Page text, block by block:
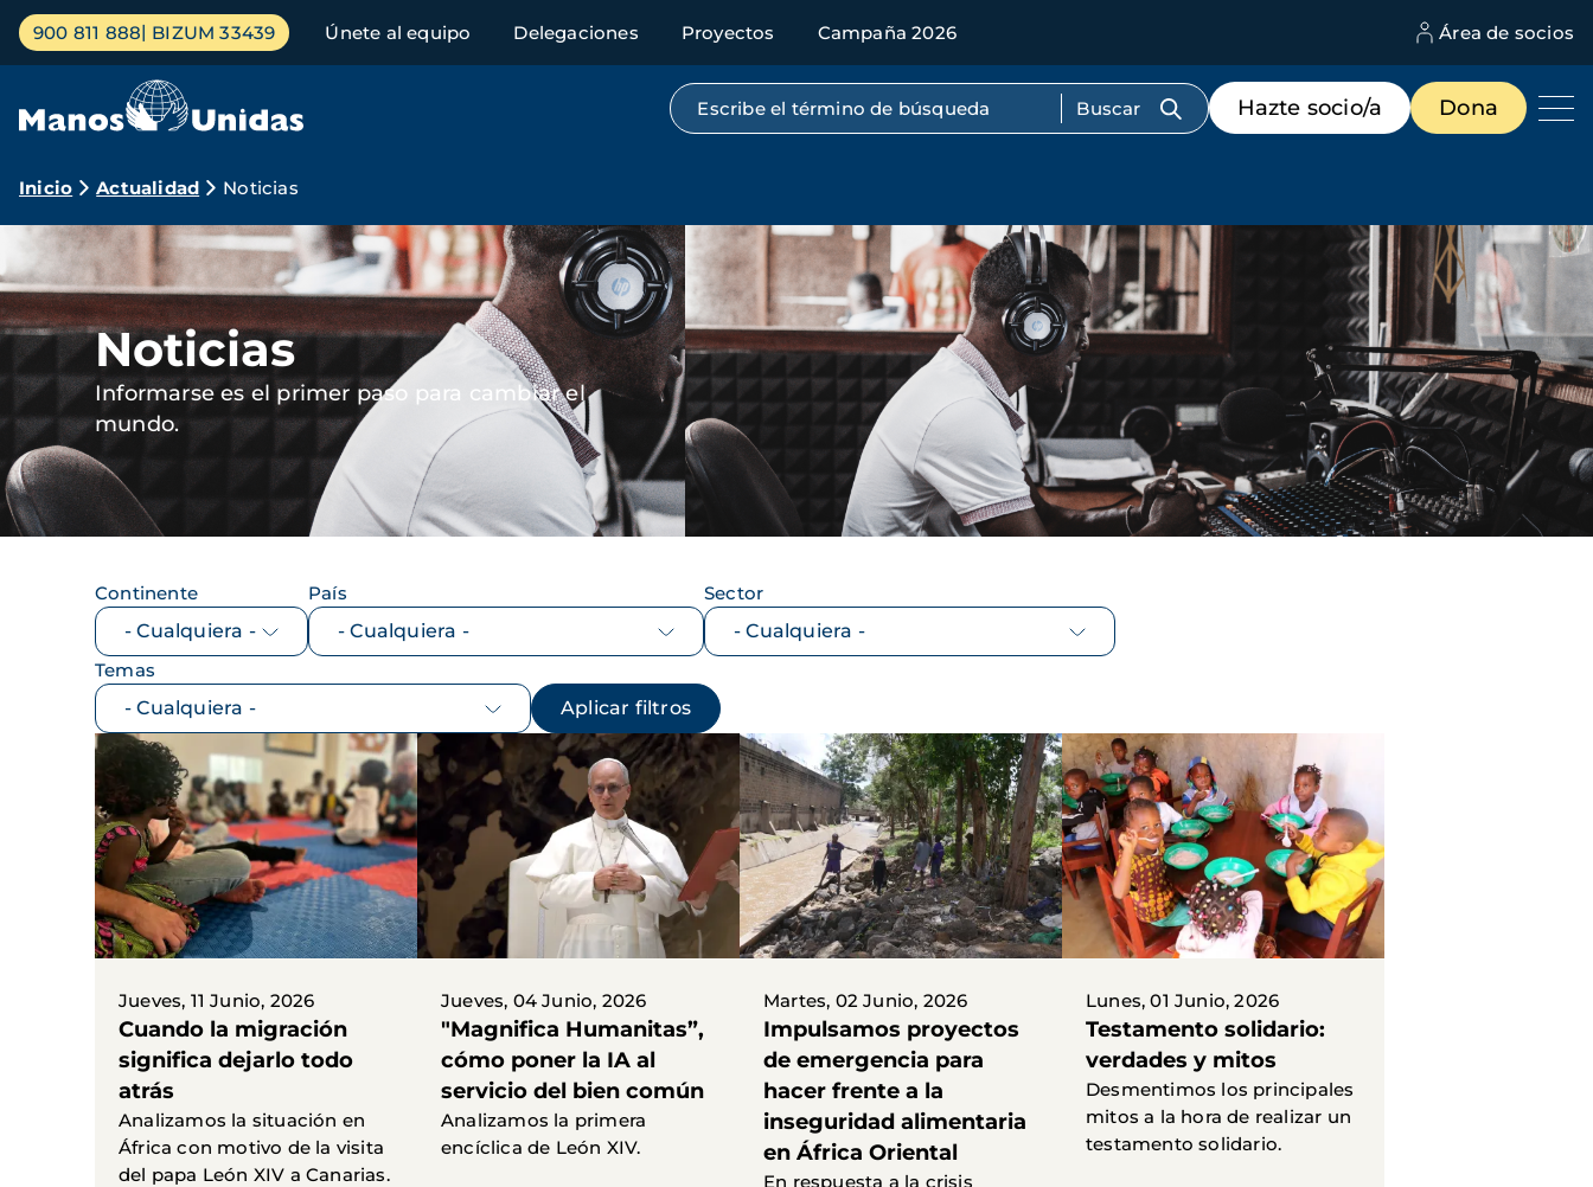
Pasar
contenido
Menú
principal
900 811 888 BIZUM 33439 Únete al equipo Delegaciones Proyectos Campaña 2026 Área de socios
Búsqueda por texto completo
Menú
de
destacados
Hazte socio/a Dona
Ruta
de
navegación
Inicio Actualidad Noticias
Imagen Imagen
Noticias
Informarse es el primer paso para cambiar el
mundo.
Continente País Sector
Temas
Jueves, 11 Junio, 2026
Cuando la migración
significa dejarlo todo
atrás
Analizamos la situación en
África con motivo de la visita
del papa León XIV a Canarias.
Jueves, 04 Junio, 2026
"Magnifica Humanitas”,
cómo poner la IA al
servicio del bien común
Analizamos la primera
encíclica de León XIV.
Martes, 02 Junio, 2026
Impulsamos proyectos
de emergencia para
hacer frente a la
inseguridad alimentaria
en África Oriental
En respuesta a la crisis
Lunes, 01 Junio, 2026
Testamento solidario:
verdades y mitos
Desmentimos los principales
mitos a la hora de realizar un
testamento solidario.